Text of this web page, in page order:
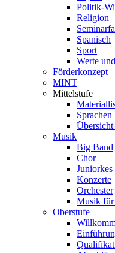
Politik-
Religion
Spanisch
Sport
Werte
Förderkonzept
MINT
Mittelstufe
Sprachen
Musik
Big Band
Chor
Juniorkes
Konzerte
Orchester
Musik
Oberstufe